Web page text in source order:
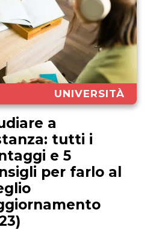
UNIVERSITÀ
a
tutti i
e 5
per farlo al